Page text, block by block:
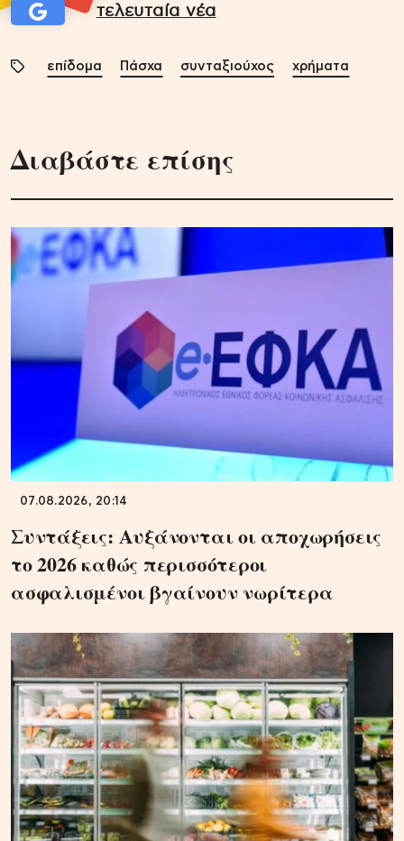
τελευταία νέα
επίδομα Πάσχα συνταξιούχος χρήματα
Διαβάστε επίσης
07.08.2026, 20:14
Συντάξεις: Αυξάνονται οι αποχωρήσεις
το 2026 καθώς περισσότεροι
ασφαλισμένοι βγαίνουν νωρίτερα